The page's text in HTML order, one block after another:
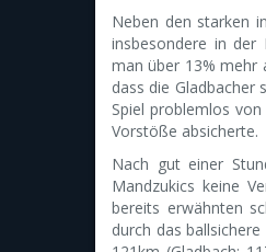
Neben den starken
insbesondere in der
man über 13% mehr
dass die Gladbacher
Spiel problemlos
Vorstöße absicherte.
Nach gut einer
Mandzukics keine
bereits erwähnten
durch das